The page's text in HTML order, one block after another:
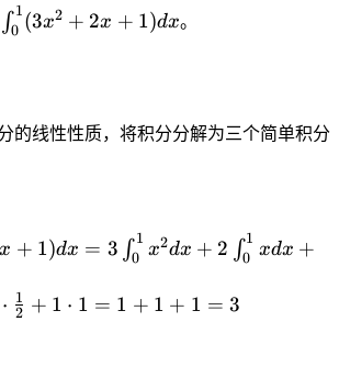
\i
n
0
^
x
+
∫0
1(3x2 + 2x + 1)dx。
的线性性质，将积分分解为三个简单积分
x + 1)dx = 3 ∫0
1
x2dx + 2 ∫0
1
xdx +
⋅ 2
1 + 1 ⋅ 1 = 1 + 1 + 1 = 3